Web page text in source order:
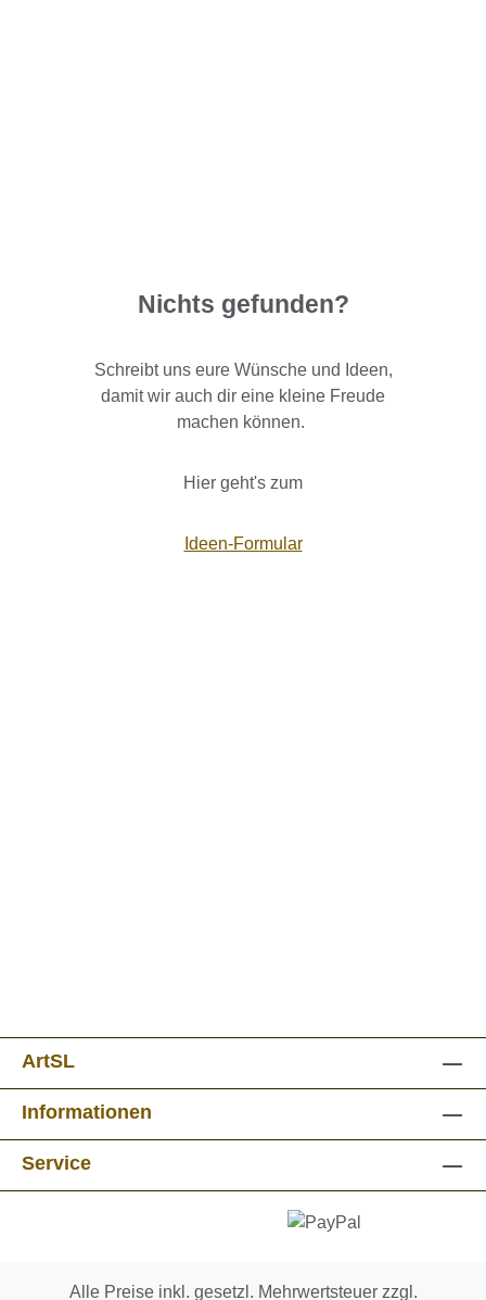
Nichts gefunden?
Schreibt uns eure Wünsche und Ideen,
damit wir auch dir eine kleine Freude
machen können.
Hier geht's zum
Ideen-Formular
ArtSL
Informationen
Service
Alle Preise inkl. gesetzl. Mehrwertsteuer zzgl.